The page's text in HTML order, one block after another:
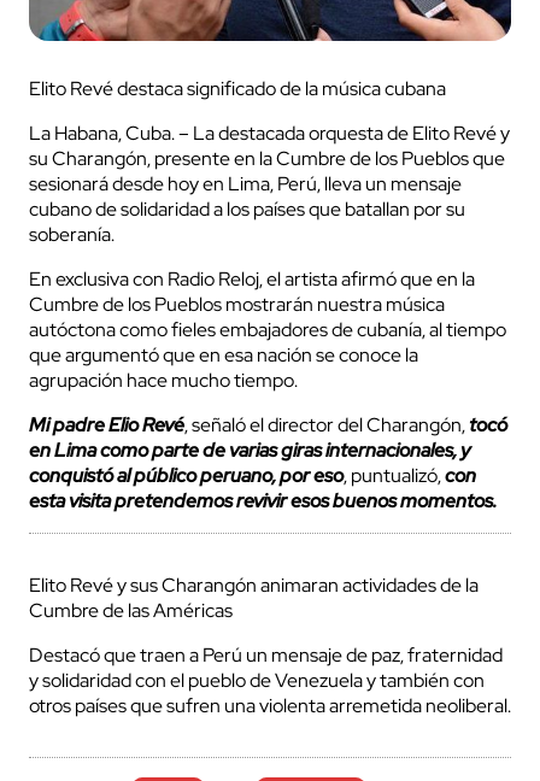
Elito Revé destaca significado de la música cubana
La Habana, Cuba. – La destacada orquesta de Elito Revé y
su Charangón, presente en la Cumbre de los Pueblos que
sesionará desde hoy en Lima, Perú, lleva un mensaje
cubano de solidaridad a los países que batallan por su
soberanía.
En exclusiva con Radio Reloj, el artista afirmó que en la
Cumbre de los Pueblos mostrarán nuestra música
autóctona como fieles embajadores de cubanía, al tiempo
que argumentó que en esa nación se conoce la
agrupación hace mucho tiempo.
Mi padre Elio Revé, señaló el director del Charangón,tocó
en Lima como parte de varias giras internacionales, y
conquistó al público peruano, por eso, puntualizó,con
esta visita pretendemos revivir esos buenos momentos.
Elito Revé y sus Charangón animaran actividades de la
Cumbre de las Américas
Destacó que traen a Perú un mensaje de paz, fraternidad
y solidaridad con el pueblo de Venezuela y también con
otros países que sufren una violenta arremetida neoliberal.